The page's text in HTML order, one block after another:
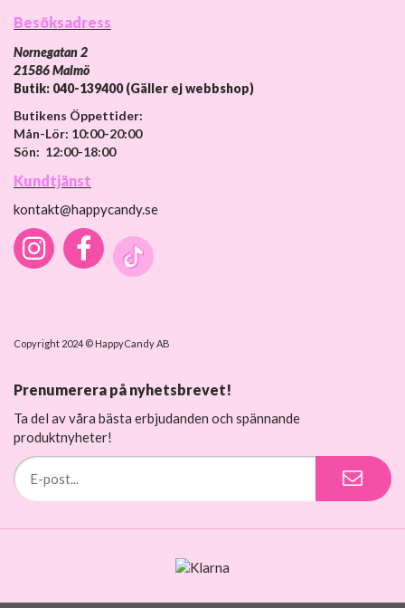
Besöksadress
Nornegatan 2
21586 Malmö
Butik: 040-139400 (Gäller ej webbshop)
Butikens Öppettider:
Mån-Lör: 10:00-20:00
Sön: 12:00-18:00
Kundtjänst
kontakt@happycandy.se
Copyright 2024 © HappyCandy AB
Prenumerera på nyhetsbrevet!
Ta del av våra bästa erbjudanden och spännande
produktnyheter!